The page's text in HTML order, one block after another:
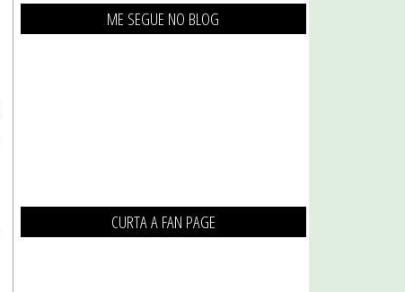
ME SEGUE NO BLOG
CURTA A FAN PAGE